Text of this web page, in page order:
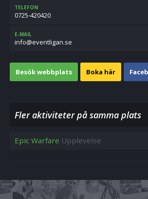
TELEFON
0725-420420
E-MAIL
es.nagiltneve@ofni
Besök webbplats Boka här
Fler aktiviteter på samma plats
Epic Warfare Upplevelse